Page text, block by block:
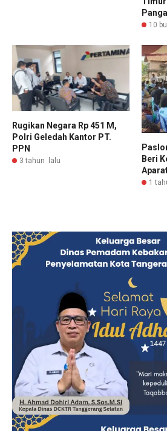
10
Rugikan Negara Rp 451 M,
Polri Geledah Kantor PT.
PPN
3 tahun lalu
Beri
1